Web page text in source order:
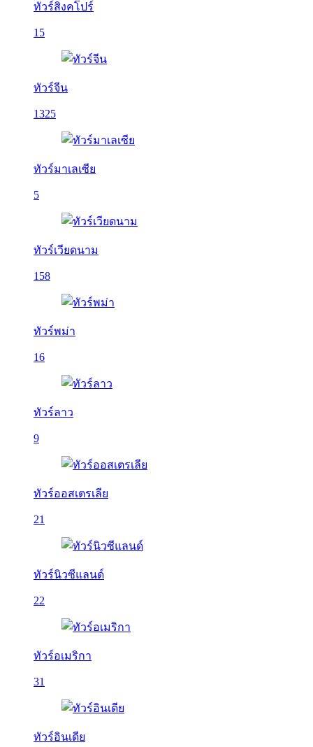
ทัวร์สิงคโปร์
15
ทัวร์จีน
1325
ทัวร์มาเลเซีย
5
ทัวร์เวียดนาม
158
ทัวร์พม่า
16
ทัวร์ลาว
9
ทัวร์ออสเตรเลีย
21
ทัวร์นิวซีแลนด์
22
ทัวร์อเมริกา
31
ทัวร์อินเดีย